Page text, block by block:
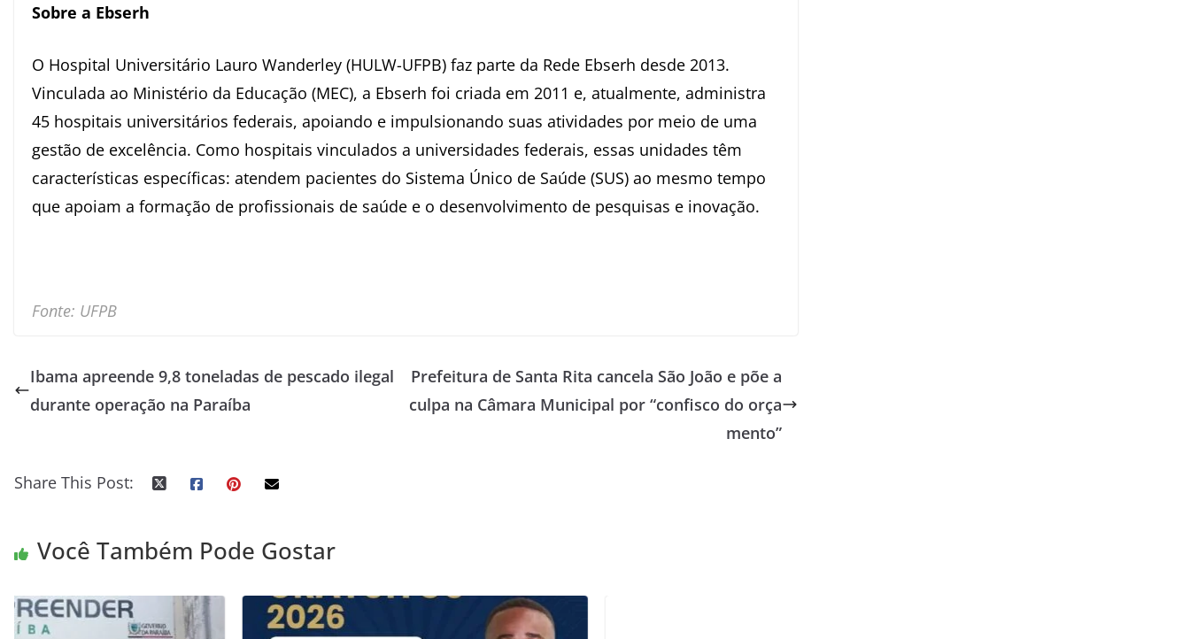
Sobre a Ebserh
O Hospital Universitário Lauro Wanderley (HULW-UFPB) faz parte da Rede Ebserh desde 2013.
Vinculada ao Ministério da Educação (MEC), a Ebserh foi criada em 2011 e, atualmente, administra
45 hospitais universitários federais, apoiando e impulsionando suas atividades por meio de uma
gestão de excelência. Como hospitais vinculados a universidades federais, essas unidades têm
características específicas: atendem pacientes do Sistema Único de Saúde (SUS) ao mesmo tempo
que apoiam a formação de profissionais de saúde e o desenvolvimento de pesquisas e inovação.
Fonte: UFPB
Ibama apreende 9,8 toneladas de pescado ilegal
durante operação na Paraíba
Prefeitura de Santa Rita cancela São João e põe a
culpa na Câmara Municipal por “confisco do orça
mento”
Share This Post:
Você Também Pode Gostar